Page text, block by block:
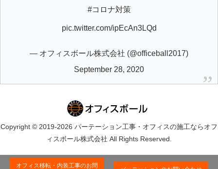
#コロナ対策
pic.twitter.com/ipEcAn3LQd
— オフィスボール株式会社 (@officeball2017)
September 28, 2020
Copyright © 2019-2026 パーテーション工事・オフィスの施工ならオフ
ィスボール株式会社 All Rights Reserved.
オフィス移転・内装工事のお問